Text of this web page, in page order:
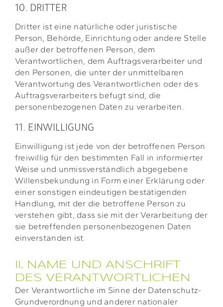
10. DRITTER
Dritter ist eine natürliche oder juristische
Person, Behörde, Einrichtung oder andere Stelle
außer der betroffenen Person, dem
Verantwortlichen, dem Auftragsverarbeiter und
den Personen, die unter der unmittelbaren
Verantwortung des Verantwortlichen oder des
Auftragsverarbeiters befugt sind, die
personenbezogenen Daten zu verarbeiten.
11. EINWILLIGUNG
Einwilligung ist jede von der betroffenen Person
freiwillig für den bestimmten Fall in informierter
Weise und unmissverständlich abgegebene
Willensbekundung in Form einer Erklärung oder
einer sonstigen eindeutigen bestätigenden
Handlung, mit der die betroffene Person zu
verstehen gibt, dass sie mit der Verarbeitung der
sie betreffenden personenbezogenen Daten
einverstanden ist.
II. NAME UND ANSCHRIFT
DES VERANTWORTLICHEN
Der Verantwortliche im Sinne der Datenschutz-
Grundverordnung und anderer nationaler